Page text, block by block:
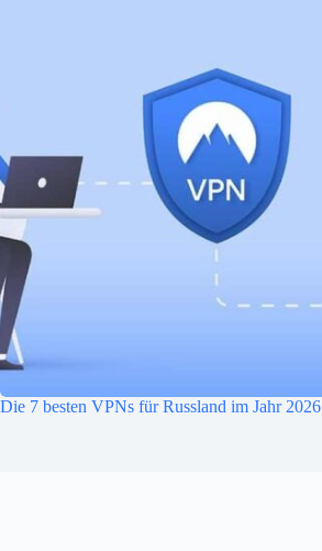
Die 7 besten VPNs für Russland im Jahr 2026